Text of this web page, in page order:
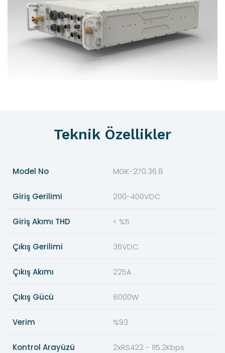
Teknik Özellikler
Model No MGK-270.36.8
Giriş Gerilimi 200-400VDC
Giriş Akımı THD < %5
Çıkış Gerilimi 36VDC
Çıkış Akımı 225A
Çıkış Gücü 8000W
Verim %93
Kontrol Arayüzü 2xRS422 - 115.2Kbps